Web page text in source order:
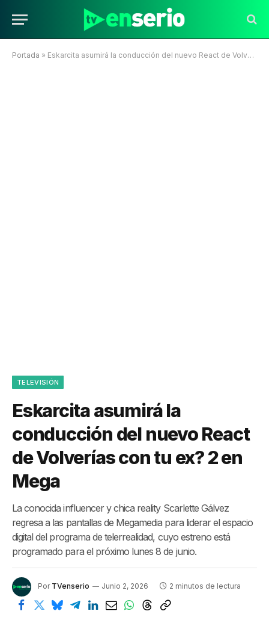
Portada » Eskarcita asumirá la conducción del nuevo React de Volverías con tu ex? 2 en Mega
TELEVISIÓN
Eskarcita asumirá la
conducción del nuevo React
de Volverías con tu ex? 2 en
Mega
La conocida influencer y chica reality Scarlette Gálvez
regresa a las pantallas de Megamedia para liderar el espacio
digital del programa de telerrealidad, cuyo estreno está
programado para el próximo lunes 8 de junio.
Por TVenserio Junio 2, 2026 2 minutos de lectura